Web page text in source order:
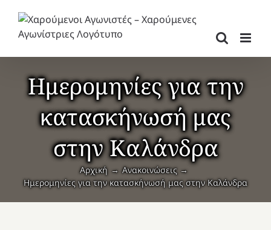
περιεχόμενο
Ημερομηνίες για την
κατασκήνωσή μας
στην Καλάνδρα
Αρχική
Ανακοινώσεις
Ημερομηνίες για την κατασκήνωσή μας στην Καλάνδρα